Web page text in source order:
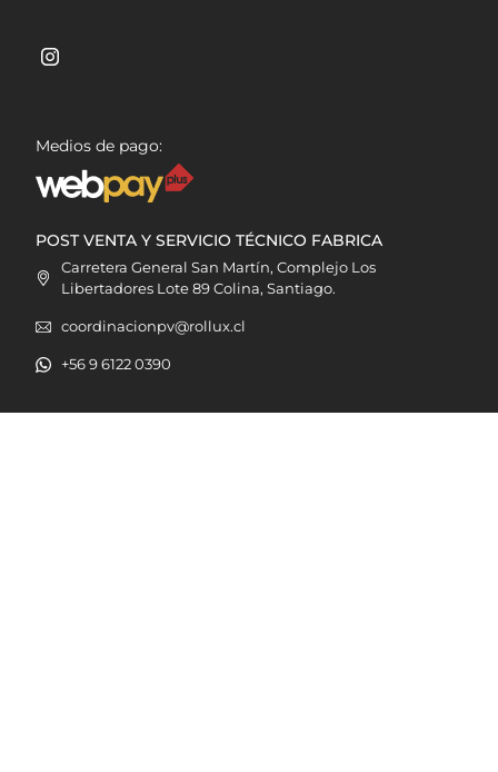
Medios de pago:
POST VENTA Y SERVICIO TÉCNICO FABRICA
Carretera General San Martín, Complejo Los
Libertadores Lote 89 Colina, Santiago.
coordinacionpv@rollux.cl
+56 9 6122 0390